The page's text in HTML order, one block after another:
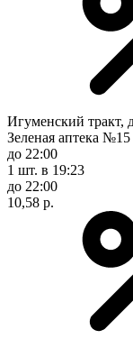
Игуменский тракт,
Зеленая аптека №15
до 22:00
1 шт. в 19:23
до 22:00
10,58 р.